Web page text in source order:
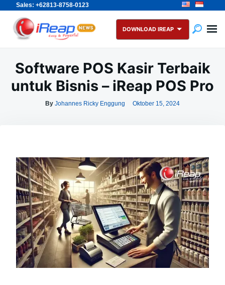
Sales: +62813-8758-0123
Skip
content
Search
for:
DOWNLOAD IREAP
Software POS Kasir Terbaik
untuk Bisnis – iReap POS Pro
By Johannes Ricky Enggung Oktober 15, 2024